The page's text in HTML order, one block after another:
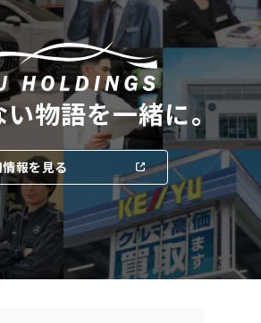
物語を一緒に。
報を見る